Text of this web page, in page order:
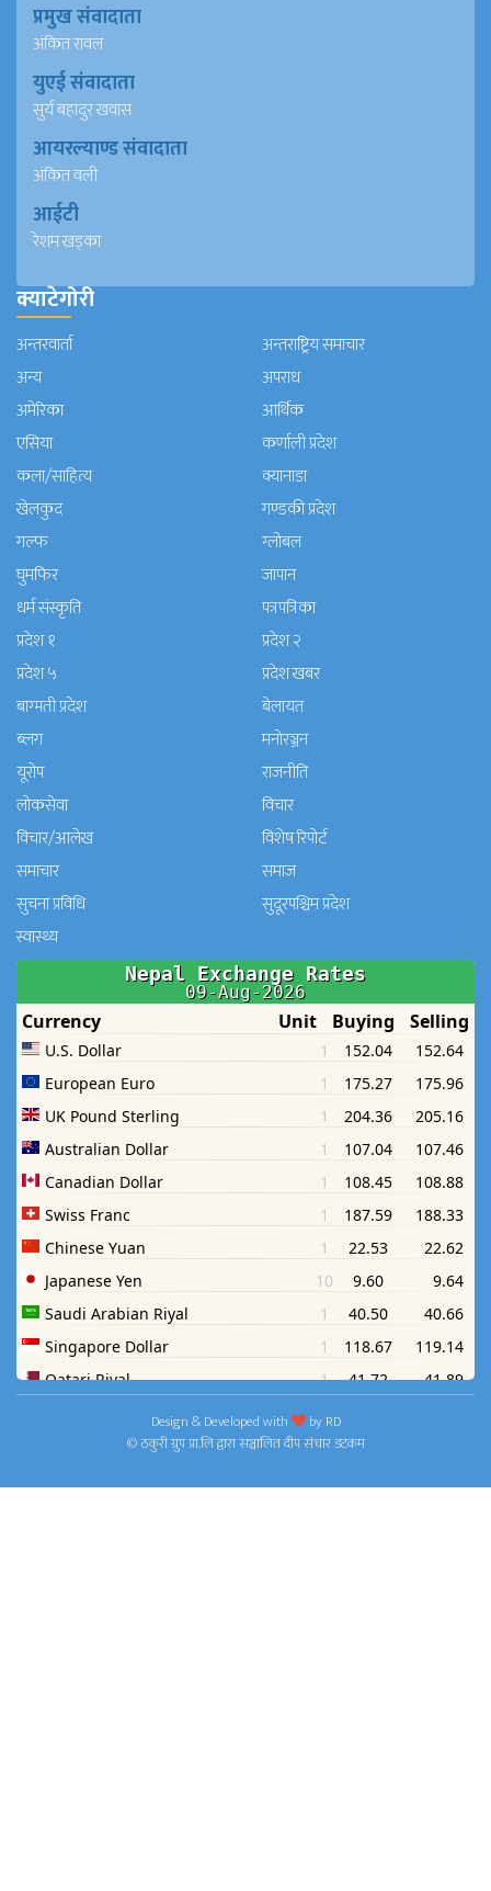
प्रमुख संवादाता
अंकित रावल
युएई संवादाता
सुर्य बहादुर खवास
आयरल्याण्ड संवादाता
अंकित वली
आईटी
रेशम खड्का
क्याटेगोरी
अन्तरवार्ता
अन्तराष्ट्रिय समाचार
अन्य
अपराध
अमेरिका
आर्थिक
एसिया
कर्णाली प्रदेश
कला/साहित्य
क्यानाडा
खेलकुद
गण्डकी प्रदेश
गल्फ
ग्लोबल
घुमफिर
जापान
धर्म संस्कृति
पत्रपत्रिका
प्रदेश १
प्रदेश २
प्रदेश ५
प्रदेश खबर
बाग्मती प्रदेश
बेलायत
ब्लग
मनाेरञ्जन
यूरोप
राजनीति
लोकसेवा
विचार
विचार/आलेख
विशेष रिपोर्ट
समाचार
समाज
सुचना प्रविधि
सुदूरपश्चिम प्रदेश
स्वास्थ्य
Design & Developed with byRD
© ठकुरी ग्रुप प्रा.लि द्वारा सञ्चालित दीप संचार डटकम